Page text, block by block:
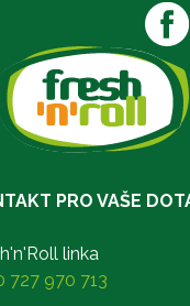
PRO VAŠE
linka
727 970 713